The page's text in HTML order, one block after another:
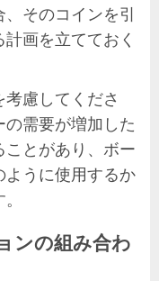
そのコインを引
画を立てておく
慮してくださ
需要が増加した
ことがあり、ボー
うに使用するか
ンの組み合わ